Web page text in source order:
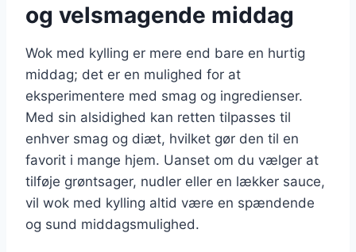
og velsmagende middag
Wok med kylling er mere end bare en hurtig
middag; det er en mulighed for at
eksperimentere med smag og ingredienser.
Med sin alsidighed kan retten tilpasses til
enhver smag og diæt, hvilket gør den til en
favorit i mange hjem. Uanset om du vælger at
tilføje grøntsager, nudler eller en lækker sauce,
vil wok med kylling altid være en spændende
og sund middagsmulighed.